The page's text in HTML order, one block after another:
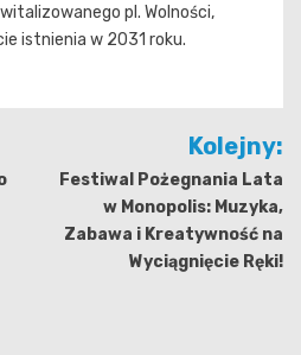
pl. Wolności,
istnienia w 2031 roku.
Kolejny:
Festiwal Pożegnania Lata
w Monopolis: Muzyka,
Zabawa i Kreatywność na
Wyciągnięcie Ręki!